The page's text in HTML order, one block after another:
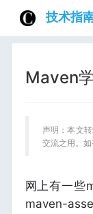
技术指
Maven
声明：本文
交流之用。如
网上有一些
maven-